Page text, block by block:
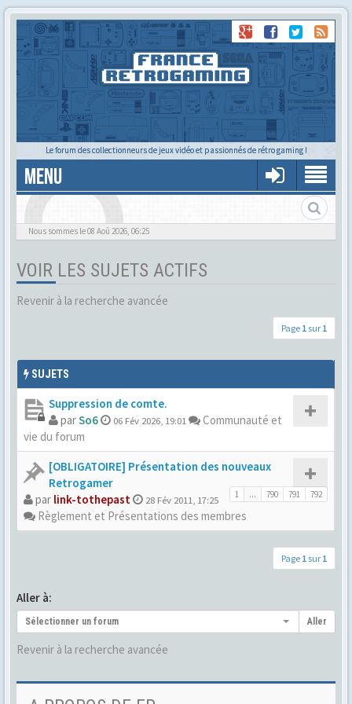
Le forum des collectionneurs de jeux vidéo et passionnés de rétro gaming !
MENU
Alors tu trouves ?
Nous sommes le 08 Aoû 2026, 06:25
VOIR LES SUJETS ACTIFS
Revenir à la recherche avancée
Page 1 sur 1
SUJETS
Suppression de comte.
parSo6 06 Fév 2026, 19:01
Communauté et
vie du forum
[OBLIGATOIRE] Présentation des nouveaux
Retrogamer
1 ... 790 791 792
par link-tothepast 28 Fév 2011, 17:25
Règlement et Présentations des membres
Page 1 sur 1
Aller à:
Sélectionner un forum Aller
Revenir à la recherche avancée